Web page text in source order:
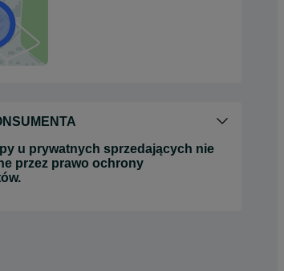
u prywatnych sprzedających nie
przez prawo ochrony